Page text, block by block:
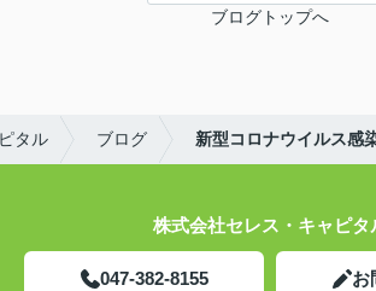
ブログトップへ
タル ブログ 新型コロナウイルス感
株式会社セレス・キャピタ
047-382-8155 お